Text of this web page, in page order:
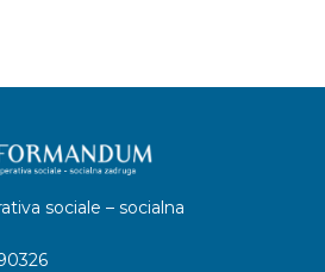
sociale – socialna